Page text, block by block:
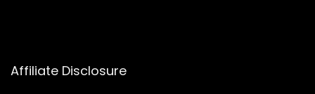
Affiliate Disclosure